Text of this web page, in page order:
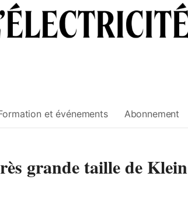
et événements Abonnement
grande taille de Klein